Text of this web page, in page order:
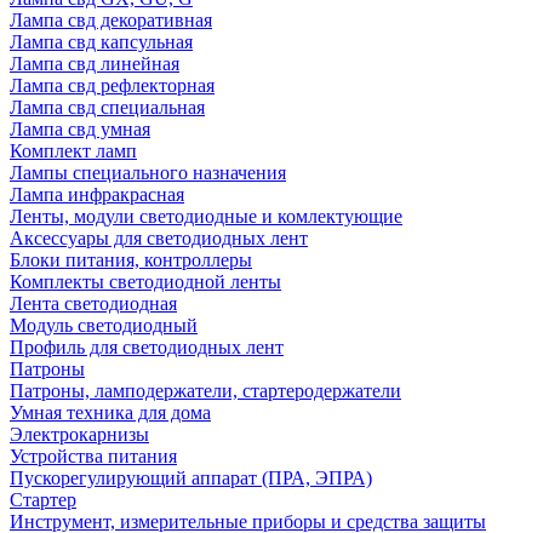
Лампа свд декоративная
Лампа свд капсульная
Лампа свд линейная
Лампа свд рефлекторная
Лампа свд специальная
Лампа свд умная
Комплект ламп
Лампы специального назначения
Лампа инфракрасная
Ленты, модули светодиодные и комлектующие
Аксессуары для светодиодных лент
Блоки питания, контроллеры
Комплекты светодиодной ленты
Лента светодиодная
Модуль светодиодный
Профиль для светодиодных лент
Патроны
Патроны, ламподержатели, стартеродержатели
Умная техника для дома
Электрокарнизы
Устройства питания
Пускорегулирующий аппарат (ПРА, ЭПРА)
Стартер
Инструмент, измерительные приборы и средства защиты